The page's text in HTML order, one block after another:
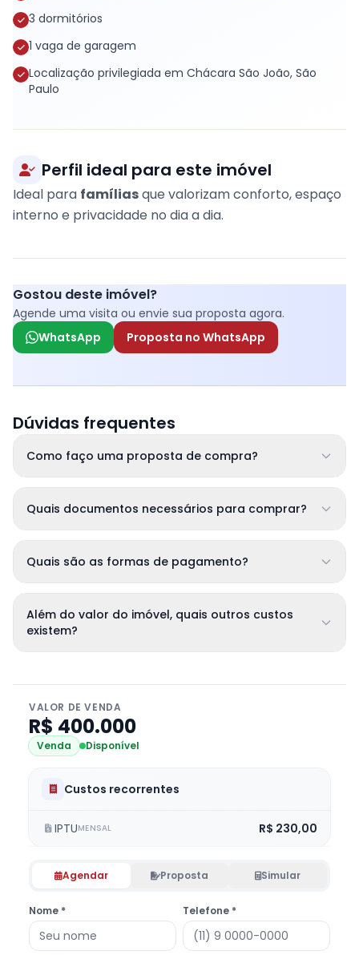
3 dormitórios
1 vaga de garagem
Localização privilegiada em Chácara São João, São
Paulo
Perfil ideal para este imóvel
Ideal para famíliasque valorizam conforto, espaço
interno e privacidade no dia a dia.
Gostou deste imóvel?
Agende uma visita ou envie sua proposta agora.
WhatsApp
Proposta no WhatsApp
Dúvidas frequentes
Como faço uma proposta de compra?
Quais documentos necessários para comprar?
Quais são as formas de pagamento?
Além do valor do imóvel, quais outros custos
existem?
VALOR DE VENDA
R$ 400.000
Venda Disponível
Custos recorrentes
IPTUMENSAL R$ 230,00
Agendar Proposta Simular
Nome * Telefone *